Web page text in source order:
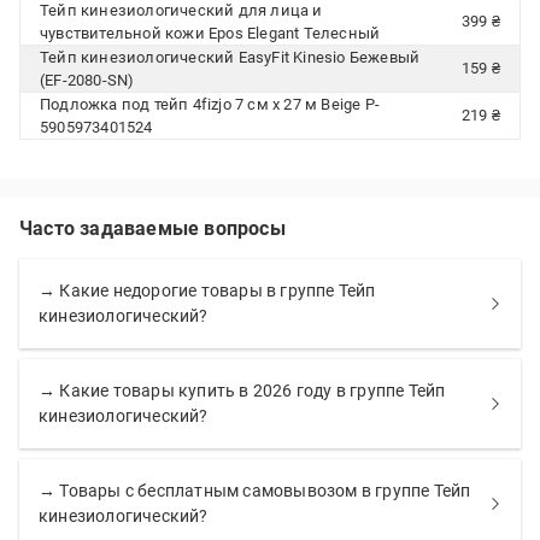
Тейп кинезиологический для лица и
чувствительной кожи Epos Elegant Телесный
399 ₴
Тейп кинезиологический EasyFit Kinesio Бежевый
(EF-2080-SN)
159 ₴
Подложка под тейп 4fizjo 7 см x 27 м Beige P-
5905973401524
219 ₴
Часто задаваемые вопросы
→ Какие недорогие товары в группе Тейп
кинезиологический?
→ Какие товары купить в 2026 году в группе Тейп
кинезиологический?
→ Товары с бесплатным самовывозом в группе Тейп
кинезиологический?